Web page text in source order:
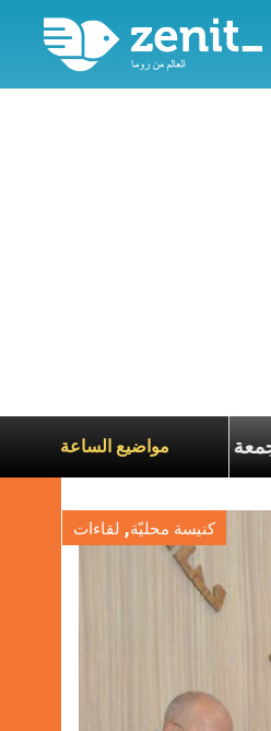
مواضيع الساعة7 آب 2026: السلام يُبنى بصبر يومًا بعد يوم
كنيسة محليّة, لقاءات